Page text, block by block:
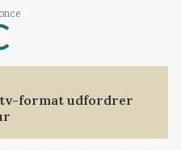
tv-format udfordrer